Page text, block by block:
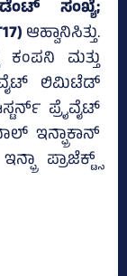
ಸಂಖ್ಯೆ;
ಆಹ್ವಾನಿಸಿತ್ತು.
ಕಂಪನಿ ಮತ್ತು
ಲಿಮಿಟೆಡ್‌
ಪ್ರೈವೈಟ್‌
ಇನ್ಫ್ರಾಕಾನ್
ಪ್ರಾಜೆಕ್ಟ್ಸ್‌